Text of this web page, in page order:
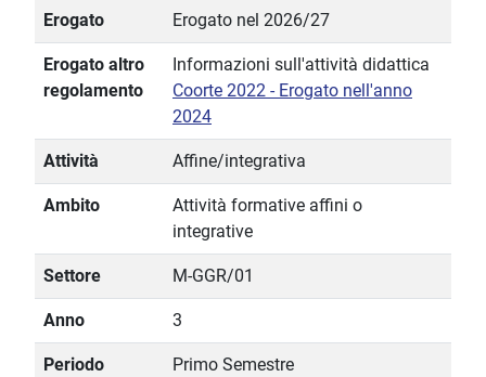
Erogato Erogato nel 2026/27
Erogato altro
regolamento
Informazioni sull'attività didattica
Coorte 2022 - Erogato nell'anno
2024
Attività Affine/integrativa
Ambito
Attività formative affini o
integrative
Settore M-GGR/01
Anno 3
Periodo Primo Semestre